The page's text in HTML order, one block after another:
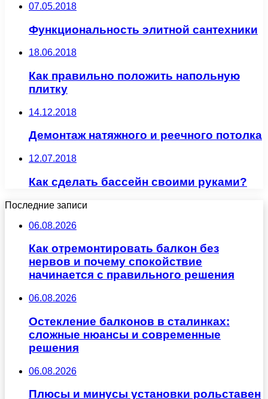
07.05.2018
Функциональность элитной сантехники
18.06.2018
Как правильно положить напольную
плитку
14.12.2018
Демонтаж натяжного и реечного потолка
12.07.2018
Как сделать бассейн своими руками?
Последние записи
06.08.2026
Как отремонтировать балкон без
нервов и почему спокойствие
начинается с правильного решения
06.08.2026
Остекление балконов в сталинках:
сложные нюансы и современные
решения
06.08.2026
Плюсы и минусы установки рольставен